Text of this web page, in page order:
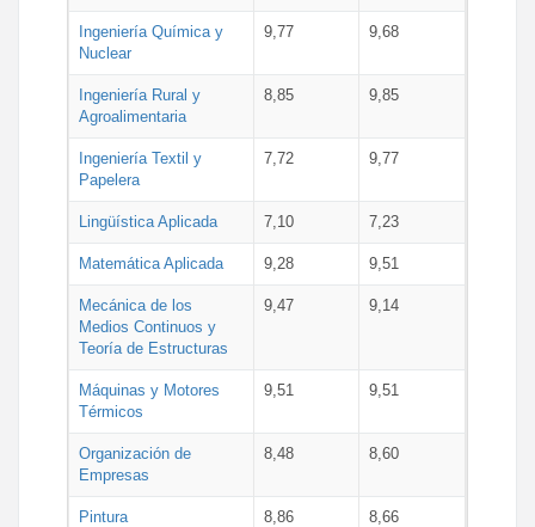
Ingeniería Química y
Nuclear
9,77 9,68
Ingeniería Rural y
Agroalimentaria
8,85 9,85
Ingeniería Textil y
Papelera
7,72 9,77
Lingüística Aplicada 7,10 7,23
Matemática Aplicada 9,28 9,51
Mecánica de los
Medios Continuos y
Teoría de Estructuras
9,47 9,14
Máquinas y Motores
Térmicos
9,51 9,51
Organización de
Empresas
8,48 8,60
Pintura 8,86 8,66